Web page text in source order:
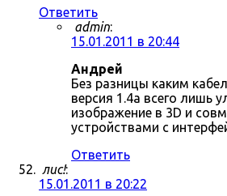
Ответить
admin:
15.01.2011 в 20:44
Андрей
Без разницы каким
версия 1.4a всего лишь
изображение в 3D и
устройствами с
Ответить
лис!:
15.01.2011 в 20:22